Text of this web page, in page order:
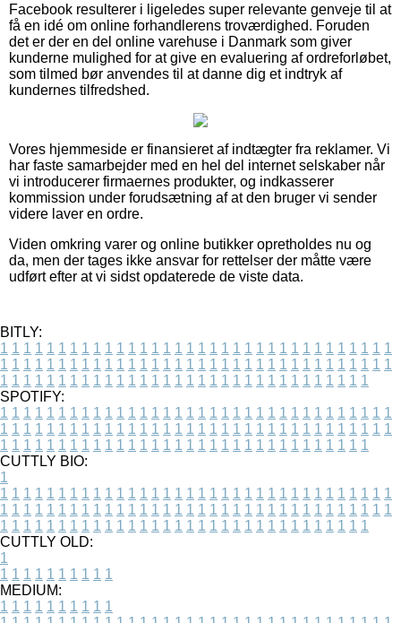
Facebook resulterer i ligeledes super relevante genveje til at
få en idé om online forhandlerens troværdighed. Foruden
det er der en del online varehuse i Danmark som giver
kunderne mulighed for at give en evaluering af ordreforløbet,
som tilmed bør anvendes til at danne dig et indtryk af
kundernes tilfredshed.
Vores hjemmeside er finansieret af indtægter fra reklamer. Vi
har faste samarbejder med en hel del internet selskaber når
vi introducerer firmaernes produkter, og indkasserer
kommission under forudsætning af at den bruger vi sender
videre laver en ordre.
Viden omkring varer og online butikker opretholdes nu og
da, men der tages ikke ansvar for rettelser der måtte være
udført efter at vi sidst opdaterede de viste data.
BITLY:
1 1 1 1 1 1 1 1 1 1 1 1 1 1 1 1 1 1 1 1 1 1 1 1 1 1 1 1 1 1 1 1 1 1
1 1 1 1 1 1 1 1 1 1 1 1 1 1 1 1 1 1 1 1 1 1 1 1 1 1 1 1 1 1 1 1 1 1
1 1 1 1 1 1 1 1 1 1 1 1 1 1 1 1 1 1 1 1 1 1 1 1 1 1 1 1 1 1 1 1
SPOTIFY:
1 1 1 1 1 1 1 1 1 1 1 1 1 1 1 1 1 1 1 1 1 1 1 1 1 1 1 1 1 1 1 1 1 1
1 1 1 1 1 1 1 1 1 1 1 1 1 1 1 1 1 1 1 1 1 1 1 1 1 1 1 1 1 1 1 1 1 1
1 1 1 1 1 1 1 1 1 1 1 1 1 1 1 1 1 1 1 1 1 1 1 1 1 1 1 1 1 1 1 1
CUTTLY BIO:
1
1 1 1 1 1 1 1 1 1 1 1 1 1 1 1 1 1 1 1 1 1 1 1 1 1 1 1 1 1 1 1 1 1 1
1 1 1 1 1 1 1 1 1 1 1 1 1 1 1 1 1 1 1 1 1 1 1 1 1 1 1 1 1 1 1 1 1 1
1 1 1 1 1 1 1 1 1 1 1 1 1 1 1 1 1 1 1 1 1 1 1 1 1 1 1 1 1 1 1 1
CUTTLY OLD:
1
1 1 1 1 1 1 1 1 1 1
MEDIUM:
1 1 1 1 1 1 1 1 1 1